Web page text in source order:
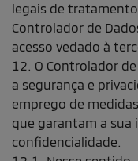
legais de
Controlador de
acesso vedado à
12. O Controlador
a segurança e
emprego de
que garantam a sua
confidencialidade.